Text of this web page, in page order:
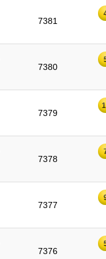
7381
7380
7379
7378
7377
7376